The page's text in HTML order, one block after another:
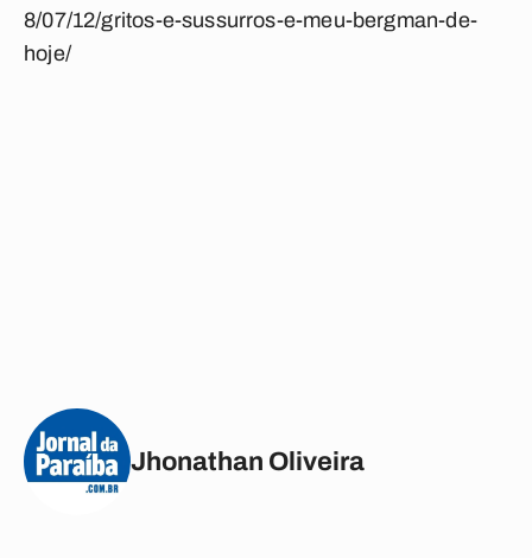
8/07/12/gritos-e-sussurros-e-meu-bergman-de-
hoje/
Jhonathan Oliveira